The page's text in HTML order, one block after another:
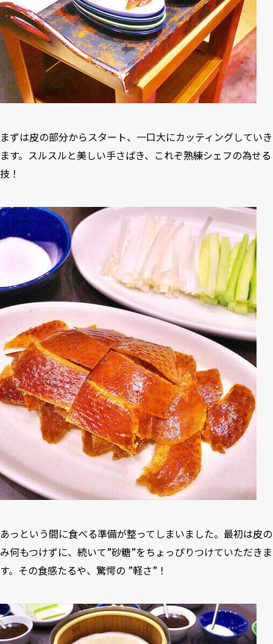
まずは皮の部分からスタート、一口大にカッティングしていき
ます。スルスルと美しい手さばき、これぞ熟練シェフの為せる
技！
あっという間に食べる準備が整ってしまいました。最初は皮の
み何もつけずに、続いて”砂糖”をちょっぴりつけていただきま
す。その食感たるや、驚愕の ”軽さ”！